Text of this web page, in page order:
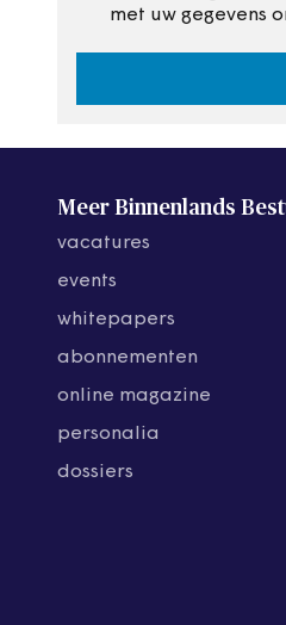
met uw gegevens
Meer Binnenlands
vacatures
events
whitepapers
abonnementen
online magazine
personalia
dossiers